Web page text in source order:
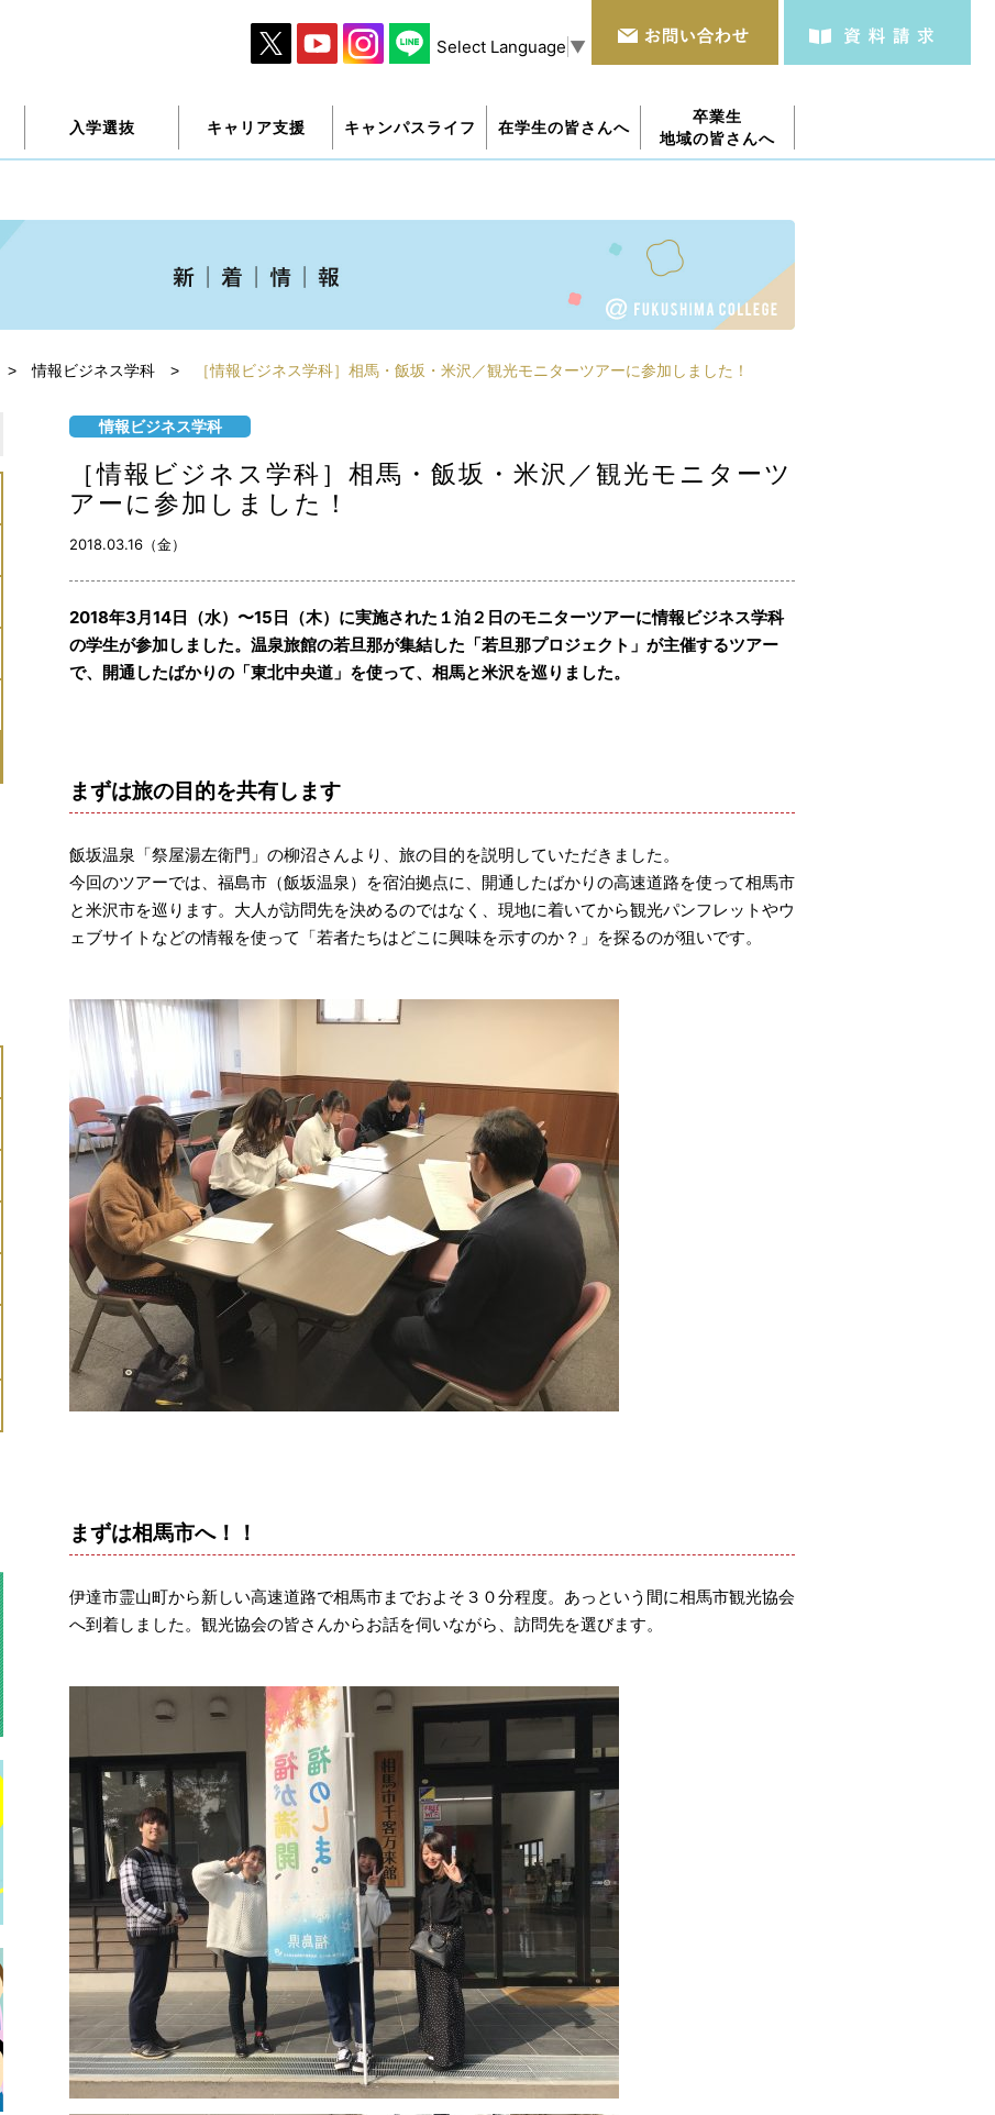
Select Language ▼
入学選抜 キャリア支援 キャンパスライフ 在学生の皆さんへ
卒業生
地域の皆さんへ
>情報ビジネス学科 > ［情報ビジネス学科］相馬・飯坂・米沢／観光モニターツアーに参加しました！
情報ビジネス学科
［情報ビジネス学科］相馬・飯坂・米沢／観光モニターツ
アーに参加しました！
2018.03.16（金）
2018年3月14日（水）〜15日（木）に実施された１泊２日のモニターツアーに情報ビジネス学科
の学生が参加しました。温泉旅館の若旦那が集結した「若旦那プロジェクト」が主催するツアー
で、開通したばかりの「東北中央道」を使って、相馬と米沢を巡りました。
まずは旅の目的を共有します
飯坂温泉「祭屋湯左衛門」の柳沼さんより、旅の目的を説明していただきました。
今回のツアーでは、福島市（飯坂温泉）を宿泊拠点に、開通したばかりの高速道路を使って相馬市
と米沢市を巡ります。大人が訪問先を決めるのではなく、現地に着いてから観光パンフレットやウ
ェブサイトなどの情報を使って「若者たちはどこに興味を示すのか？」を探るのが狙いです。
まずは相馬市へ！！
伊達市霊山町から新しい高速道路で相馬市までおよそ３０分程度。あっという間に相馬市観光協会
へ到着しました。観光協会の皆さんからお話を伺いながら、訪問先を選びます。